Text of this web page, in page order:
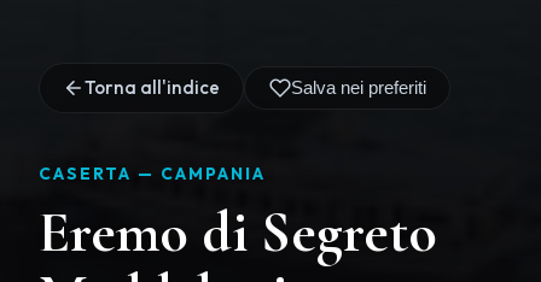
Torna all'indice Salva nei preferiti
CASERTA — CAMPANIA
Eremo di Segreto